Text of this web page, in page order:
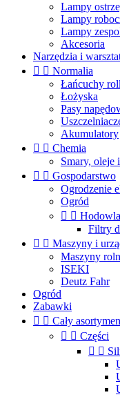
Lampy
Lampy
Lampy
Akcesoria
Narzędzia i
  Normalia
Łańcuchy
Łożyska
Pasy
Akumulatory
  Chemia
Smary, oleje
  Gospodarstwo
Ogrodzenie
Ogród
 
Filtry
  Maszyny i
Maszyny
ISEKI
Deutz Fahr
Ogród
Zabawki
  Cały
  Części
 